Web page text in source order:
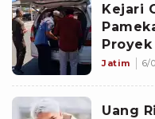
Kejari
Proyek
Milliar
Jatim 6/
Uang